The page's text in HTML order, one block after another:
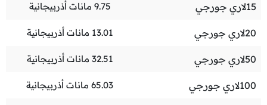
15لاري جورجي 9.75 مانات أذربيجانية
20لاري جورجي 13.01 مانات أذربيجانية
50لاري جورجي 32.51 مانات أذربيجانية
100لاري جورجي 65.03 مانات أذربيجانية